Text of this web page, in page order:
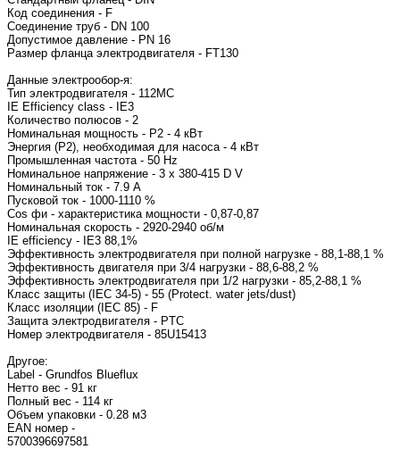
Код соединения - F
Соединение труб - DN 100
Допустимое давление - PN 16
Размер фланца электродвигателя
Данные электрообор-я:
Тип
IE Efficiency class - IE3
Количество полюсов - 2
Номинальная мощность - P2 - 4 кВт
Энергия (Р2), необходимая для насоса - 4 кВт
Промышленная частота - 50 Hz
Номинальное напряжение - 3 x 380-415 D V
Номинальный
Пусковой ток - 1000-
Cos фи -
Номинальная
IE efficiency - IE3 88,1%
Эффективность электродвигателя при полной нагрузке - 88,1-88,1 %
Эффективность двигателя при 3/4 нагрузки - 88,6-88,2 %
Эффективность электродвигателя при 1/2 нагрузки - 85,2-88,1 %
Класс защиты (IEC 34-5) - 55 (Protect. water jets/dust)
Класс изоляции (IEC 85) - F
Защита электродвигателя - PTC
Номер
Другое:
Label - Grundfos Blueflux
Нетто вес - 91 кг
Полный вес - 114 кг
Объем упаковки - 0.28 м3
EAN номер -